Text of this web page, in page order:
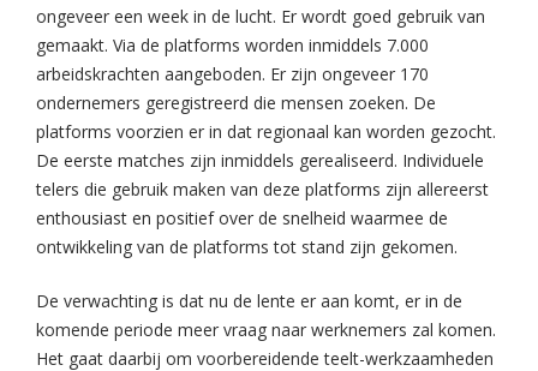
ongeveer een week in de lucht. Er wordt goed gebruik van
gemaakt. Via de platforms worden inmiddels 7.000
arbeidskrachten aangeboden. Er zijn ongeveer 170
ondernemers geregistreerd die mensen zoeken. De
platforms voorzien er in dat regionaal kan worden gezocht.
De eerste matches zijn inmiddels gerealiseerd. Individuele
telers die gebruik maken van deze platforms zijn allereerst
enthousiast en positief over de snelheid waarmee de
ontwikkeling van de platforms tot stand zijn gekomen.
De verwachting is dat nu de lente er aan komt, er in de
komende periode meer vraag naar werknemers zal komen.
Het gaat daarbij om voorbereidende teelt-werkzaamheden